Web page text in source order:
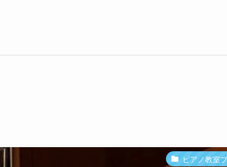
ピアノ教室